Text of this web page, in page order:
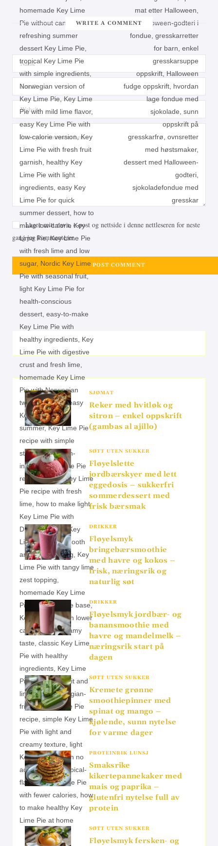
WRITE A COMMENT
Lagre mitt navn, e-post og nettside i denne nettleseren for neste
gang jeg kommenterer.
SJØMAT
Reker med hvitløk og
sitron – enkel oppskrift
(gambas al ajillo)
SØTT UTEN SUKKER
Fløyelslette
jordbærskyer med lett
eggedosis – sukkerfri
sommerdessert med
frisk bærsmak
DRIKKER
Fløyelsmyk
bringebærsmoothie
med havre og kokos –
frisk, næringsrik og
naturlig søt
DRIKKER
Fløyelsmyk jordbær- og
banansmoothie med
havre og mandelmelk –
næringsrik start på
dagen
SØTT UTEN SUKKER
Kremete grønne
smoothiepinner med
spinat og mango –
kjølende, sunn nytelse
for varme dager
PROTEINRIK LUNSJ
Smaksrike
kikertepannekaker med
mais og paprika –
glutenfri nytelse full av
protein
SØTT UTEN SUKKER
Fløyelsmyk fersken- og